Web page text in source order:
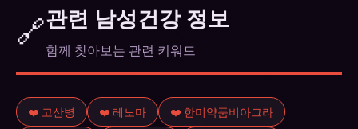
에게 알리고 상담 후 복용하세요.
🔗관련 남성건강 정보
함께 찾아보는 관련 키워드
❤️ 고산병 ❤️ 레노마
❤️ 한미약품비아그라